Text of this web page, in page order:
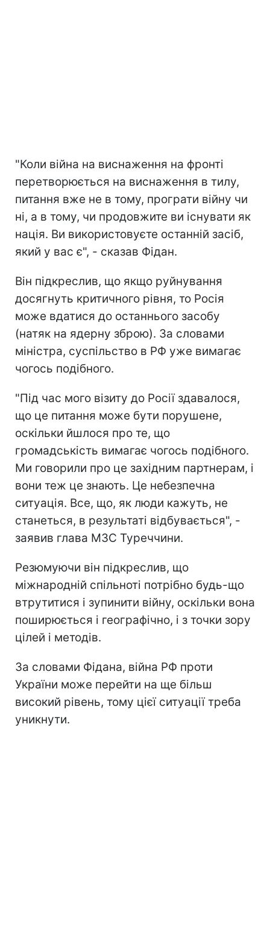
"Коли війна на виснаження на фронті
перетворюється на виснаження в тилу,
питання вже не в тому, програти війну чи
ні, а в тому, чи продовжите ви існувати як
нація. Ви використовуєте останній засіб,
який у вас є", - сказав Фідан.
Він підкреслив, що якщо руйнування
досягнуть критичного рівня, то Росія
може вдатися до останнього засобу
(натяк на ядерну зброю). За словами
міністра, суспільство в РФ уже вимагає
чогось подібного.
"Під час мого візиту до Росії здавалося,
що це питання може бути порушене,
оскільки йшлося про те, що
громадськість вимагає чогось подібного.
Ми говорили про це західним партнерам, і
вони теж це знають. Це небезпечна
ситуація. Все, що, як люди кажуть, не
станеться, в результаті відбувається", -
заявив глава МЗС Туреччини.
Резюмуючи він підкреслив, що
міжнародній спільноті потрібно будь-що
втрутитися і зупинити війну, оскільки вона
поширюється і географічно, і з точки зору
цілей і методів.
За словами Фідана, війна РФ проти
України може перейти на ще більш
високий рівень, тому цієї ситуації треба
уникнути.